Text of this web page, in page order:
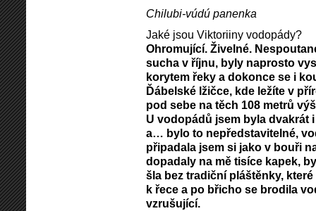
Chilubi-vúdú panenka
Jaké jsou Viktoriiny vodopády?
Ohromující. Živelné.
sucha v říjnu, byly naprosto
korytem řeky a dokonce se i
Ďábelské lžičce, kde ležíte v
pod sebe na těch 108 metrů
U vodopádů jsem byla
a… bylo to nepředstavitelné,
připadala jsem si jako v bouři
dopadaly na mě tisíce kapek,
šla bez tradiční pláštěnky,
k řece a po břicho se brodila
vzrušující.